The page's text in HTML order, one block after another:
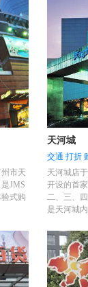
市天
JMS
式购
天河城
交通 打折
天河城店
开设的首
二、三、
是天河城